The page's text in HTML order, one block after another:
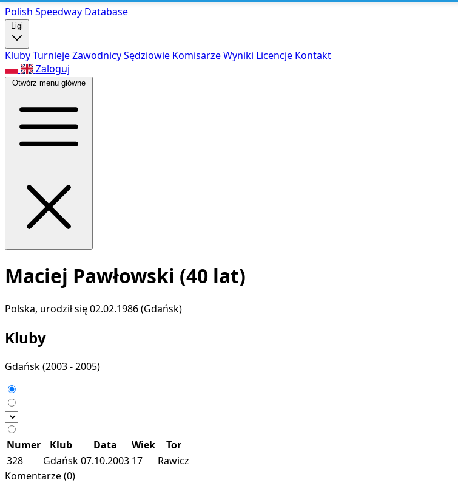
Polish Speedway Database
Ligi
KlubyTurniejeZawodnicySędziowie KomisarzeWyniki Licencje Kontakt
Zaloguj
Otwórz menu główne
Maciej Pawłowski (40 lat)
Polska, urodził się 02.02.1986 (Gdańsk)
Kluby
Gdańsk(2003 - 2005)
Numer Klub Data Wiek
Tor
328
Gdańsk07.10.2003 17
Rawicz
Komentarze (0)